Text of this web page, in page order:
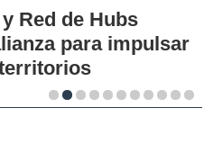
Red de Hubs
para impulsar